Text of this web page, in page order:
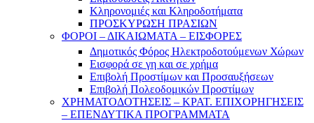
Κληρονομιές και Κληροδοτήματα
ΠΡΟΣΚΥΡΩΣΗ ΠΡΑΣΙΩΝ
ΦΟΡΟΙ – ΔΙΚΑΙΩΜΑΤΑ – ΕΙΣΦΟΡΕΣ
Δημοτικός Φόρος Ηλεκτροδοτούμενων Χώρων
Εισφορά σε γη και σε χρήμα
Επιβολή Προστίμων και Προσαυξήσεων
Επιβολή Πολεοδομικών Προστίμων
ΧΡΗΜΑΤΟΔΟΤΗΣΕΙΣ – ΚΡΑΤ. ΕΠΙΧΟΡΗΓΗΣΕΙΣ
– ΕΠΕΝΔΥΤΙΚΑ ΠΡΟΓΡΑΜΜΑΤΑ